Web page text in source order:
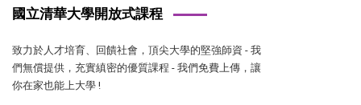
國立清華大學開放式課程
致力於人才培育、回饋社會，頂尖大學的堅強師資 - 我
們無償提供，充實縝密的優質課程 - 我們免費上傳，讓
你在家也能上大學 !